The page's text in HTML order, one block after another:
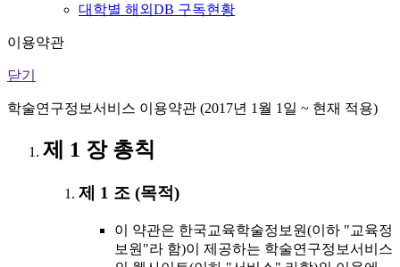
대학별 해외DB 구독현황
이용약관
닫기
학술연구정보서비스 이용약관 (2017년 1월 1일 ~ 현재 적용)
제 1 장 총칙
제 1 조 (목적)
이 약관은 한국교육학술정보원(이하 "교육정
보원"라 함)이 제공하는 학술연구정보서비스